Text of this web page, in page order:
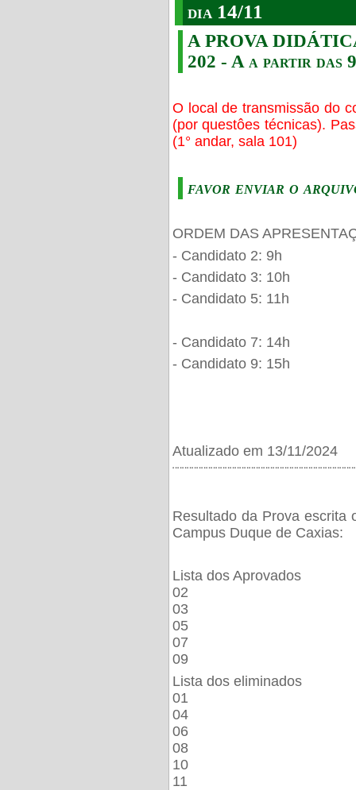
dia 14/11
A PROVA
202 - A a partir das
O local de transmissão do
(por questôes técnicas).
(1° andar, sala 101)
favor enviar o
ORDEM DAS
- Candidato 2: 9h
- Candidato 3: 10h
- Candidato 5: 11h
- Candidato 7: 14h
- Candidato 9: 15h
Atualizado em 13/11/2024
Resultado da Prova escrita
Campus Duque de Caxias:
Lista dos Aprovados
02
03
05
07
09
Lista dos eliminados
01
04
06
08
10
11